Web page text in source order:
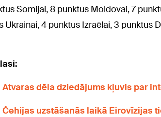
Somijai, 8 punktus Moldovai, 7
Ukrainai, 4 punktus Izraēlai, 3 punktus
Atvaras dēla dziedājums kļuvis par
Čehijas uzstāšanās laikā Eirovīzijas